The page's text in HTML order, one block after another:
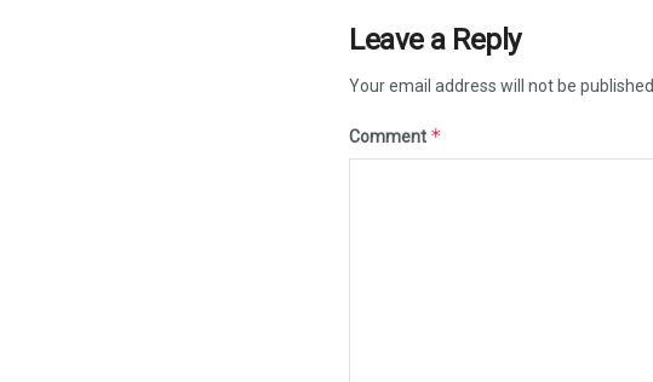
Leave a Reply
Your email address will not be published.
Comment *